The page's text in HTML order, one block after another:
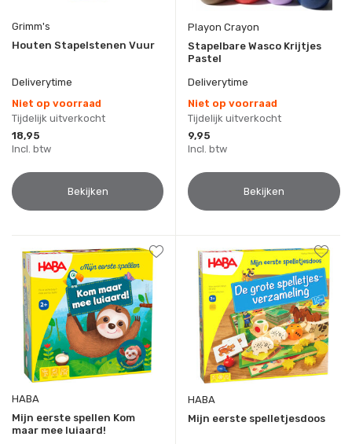
Grimm's
Houten Stapelstenen Vuur
Deliverytime
Niet op voorraad
Tijdelijk uitverkocht
18,95
Incl. btw
Bekijken
Playon Crayon
Stapelbare Wasco Krijtjes
Pastel
Deliverytime
Niet op voorraad
Tijdelijk uitverkocht
9,95
Incl. btw
Bekijken
HABA
Mijn eerste spellen Kom
maar mee luiaard!
HABA
Mijn eerste spelletjesdoos